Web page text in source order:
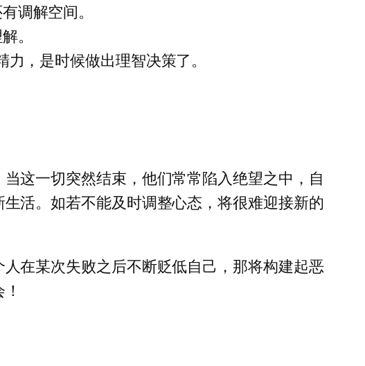
调解空间。
。
，是时候做出理智决策了。
这一切突然结束，他们常常陷入绝望之中，自
活。如若不能及时调整心态，将很难迎接新的
在某次失败之后不断贬低自己，那将构建起恶